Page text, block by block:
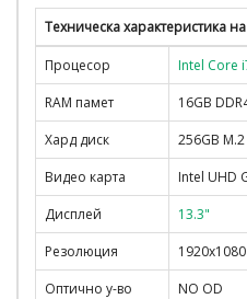
Техническа характеристика на
Процесор Intel Core
RAM памет
16GB
Хард диск
256GB M.2
Видео карта
Intel UHD
Дисплей
13.3"
Резолюция
Оптично у-во
NO OD